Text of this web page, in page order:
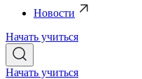
Новости
Начать учиться
Начать учиться